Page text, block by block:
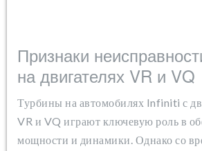
Признаки
на двигателях VR и VQ
Турбины на автомобилях Infiniti с
VR и VQ играют ключевую роль в
мощности и динамики. Однако со